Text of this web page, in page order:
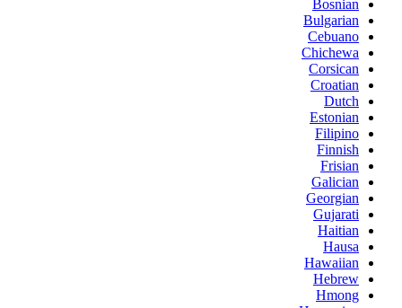
Bosnian
Bulgarian
Cebuano
Chichewa
Corsican
Croatian
Dutch
Estonian
Filipino
Finnish
Frisian
Galician
Georgian
Gujarati
Haitian
Hausa
Hawaiian
Hebrew
Hmong